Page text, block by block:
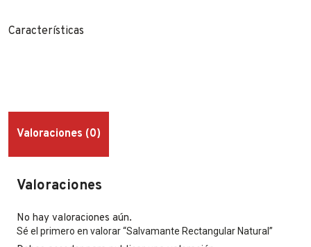
Características
Valoraciones (0)
Valoraciones
No hay valoraciones aún.
Sé el primero en valorar “Salvamante Rectangular Natural”